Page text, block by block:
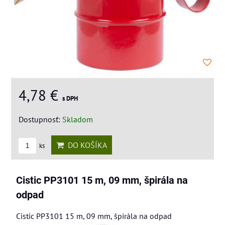
4,78 € s DPH
Dostupnosť: Skladom
ks DO KOŠÍKA
Cistic PP3101 15 m, 09 mm, špirála na
odpad
Cistic PP3101 15 m, 09 mm, špirála na odpad